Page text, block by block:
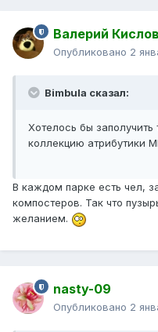
Валерий Кислов
Опубликовано 2
Bimbula сказал:
Хотелось бы
коллекцию атрибутики
В каждом парке есть чел,
компостеров. Так что
желанием.
nasty-09
Опубликовано 2